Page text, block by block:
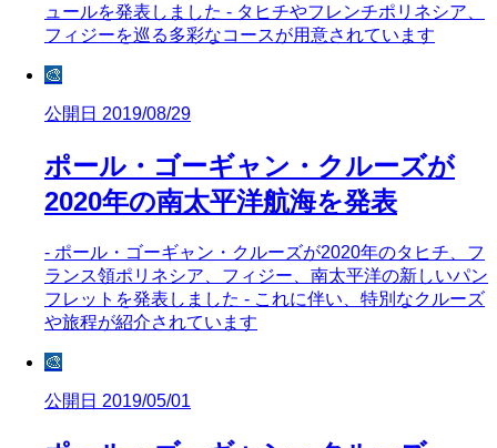
ュールを発表しました - タヒチやフレンチポリネシア、
フィジーを巡る多彩なコースが用意されています
🎨
公開日 2019/08/29
ポール・ゴーギャン・クルーズが
2020年の南太平洋航海を発表
- ポール・ゴーギャン・クルーズが2020年のタヒチ、フ
ランス領ポリネシア、フィジー、南太平洋の新しいパン
フレットを発表しました - これに伴い、特別なクルーズ
や旅程が紹介されています
🎨
公開日 2019/05/01